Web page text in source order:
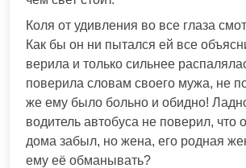
Коля от удивления во все глаза
Как бы он ни пытался ей все
верила и только сильнее
поверила словам своего мужа, не
же ему было больно и обидно!
водитель автобуса не поверил, что
дома забыл, но жена, его родная
ему её обманывать?